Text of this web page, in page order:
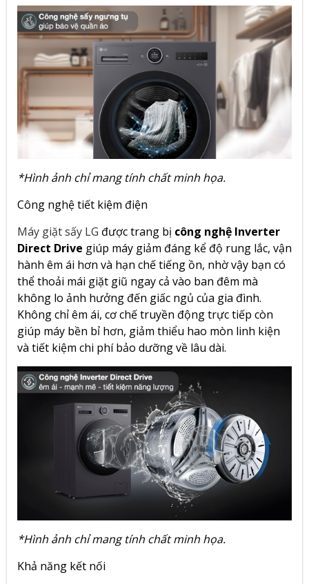
*Hình ảnh chỉ mang tính chất minh họa.
Công nghệ tiết kiệm điện
Máy giặt sấy LG được trang bị công nghệ Inverter
Direct Drive giúp máy giảm đáng kể độ rung lắc, vận
hành êm ái hơn và hạn chế tiếng ồn, nhờ vậy bạn có
thể thoải mái giặt giũ ngay cả vào ban đêm mà
không lo ảnh hưởng đến giấc ngủ của gia đình.
Không chỉ êm ái, cơ chế truyền động trực tiếp còn
giúp máy bền bỉ hơn, giảm thiểu hao mòn linh kiện
và tiết kiệm chi phí bảo dưỡng về lâu dài.
*Hình ảnh chỉ mang tính chất minh họa.
Khả năng kết nối